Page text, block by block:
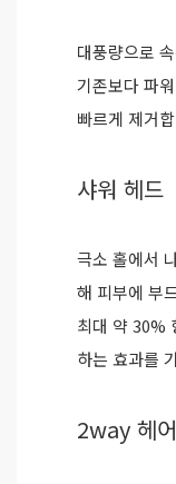
대풍량으로
기존보다 파
빠르게 제거
샤워 헤드
극소 홀에서
해 피부에 부
최대 약 30%
하는 효과를
2way 헤